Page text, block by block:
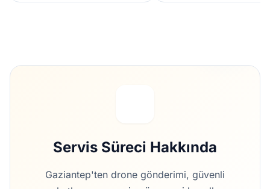
Servis Süreci Hakkında
Gaziantep'ten drone gönderimi, güvenli